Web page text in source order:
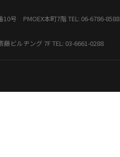
10号 PMOEX本町7階 TEL: 06-6786-8588
藤ビルヂング 7F TEL: 03-6661-0288